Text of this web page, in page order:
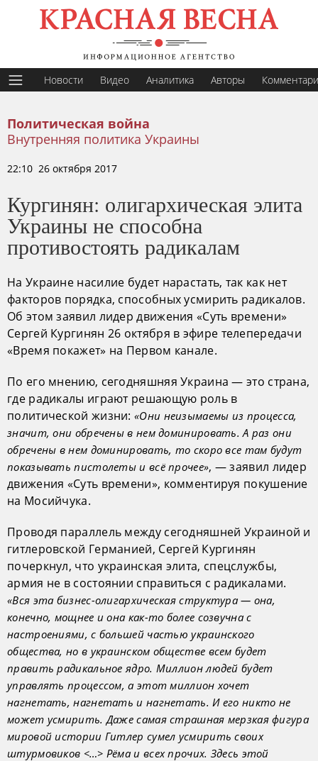
Новости Видео Аналитика Авторы
Политическая война
Внутренняя политика Украины
22:10 26 октября 2017
Кургинян: олигархическая элита
Украины не способна
противостоять радикалам
На Украине насилие будет нарастать, так как нет
факторов порядка, способных усмирить радикалов.
Об этом заявил лидер движения «Суть времени»
Сергей Кургинян 26 октября в эфире телепередачи
«Время покажет» на Первом канале.
По его мнению, сегодняшняя Украина — это страна,
где радикалы играют решающую роль в
политической жизни: «Они неизымаемы из процесса,
значит, они обречены в нем доминировать. А раз они
обречены в нем доминировать, то скоро все там будут
показывать пистолеты и всё прочее», — заявил лидер
движения «Суть времени», комментируя покушение
на Мосийчука.
Проводя параллель между сегодняшней Украиной и
гитлеровской Германией, Сергей Кургинян
почеркнул, что украинская элита, спецслужбы,
армия не в состоянии справиться с радикалами.
«Вся эта бизнес-олигархическая структура — она,
конечно, мощнее и она как-то более созвучна с
настроениями, с большей частью украинского
общества, но в украинском обществе всем будет
править радикальное ядро. Миллион людей будет
управлять процессом, а этот миллион хочет
нагнетать, нагнетать и нагнетать. И его никто не
может усмирить. Даже самая страшная мерзкая фигура
мировой истории Гитлер сумел усмирить своих
штурмовиков <…> Рёма и всех прочих. Здесь этой